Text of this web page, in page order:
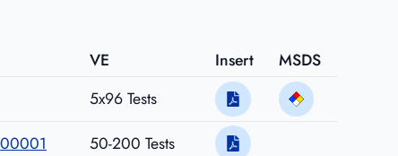
VE Insert
MSDS
5x96 Tests
50-200 Tests